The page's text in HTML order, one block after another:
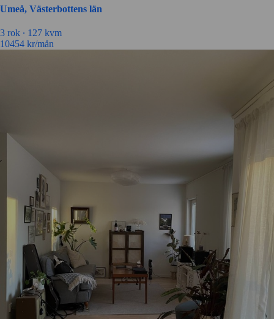
Umeå, Västerbottens län
3 rok ∙ 127 kvm
10454 kr/mån